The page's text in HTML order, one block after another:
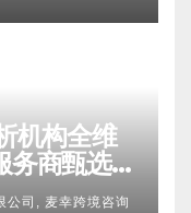
机构全维
务商甄选
指南
公司, 麦幸跨境咨询